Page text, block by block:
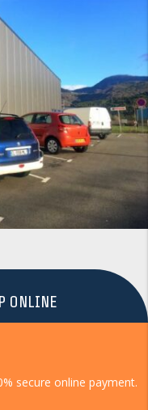
ONLINE
secure online payment.